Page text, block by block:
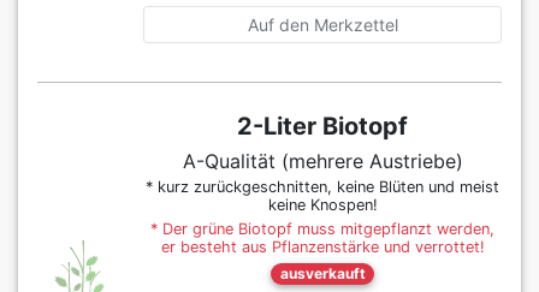
Auf den Merkzettel
2-Liter Biotopf
A-Qualität (mehrere Austriebe)
* kurz zurückgeschnitten, keine Blüten und meist
keine Knospen!
* Der grüne Biotopf muss mitgepflanzt werden,
er besteht aus Pflanzenstärke und verrottet!
ausverkauft